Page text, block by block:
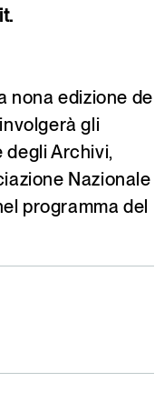
nona edizione de
gli
degli Archivi,
Nazionale
programma del